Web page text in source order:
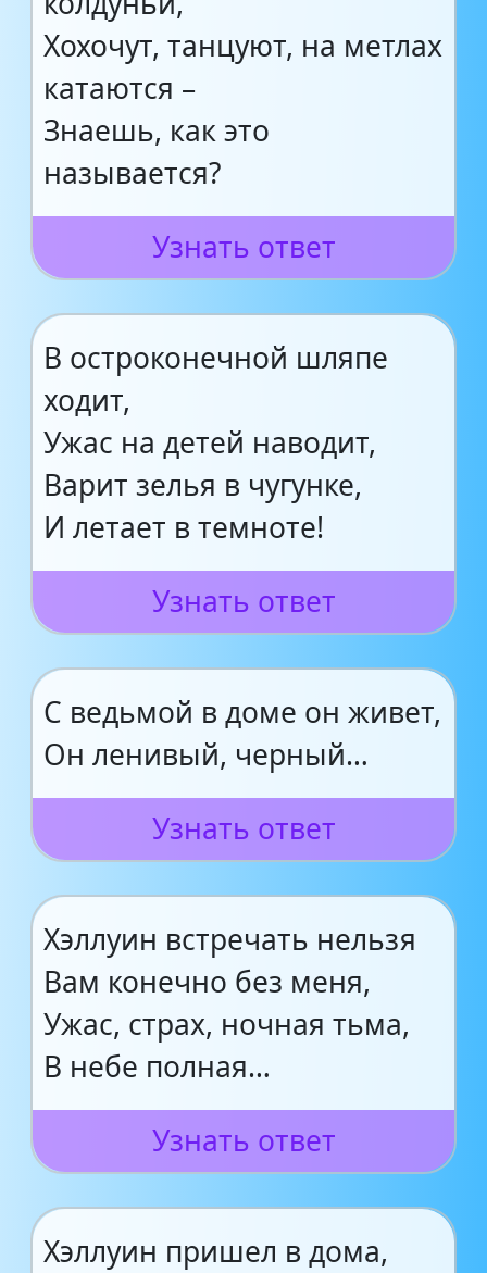
Хохочут, танцуют, на метлах
катаются –
Знаешь, как это
называется?
Узнать ответ
В остроконечной шляпе
ходит,
Ужас на детей наводит,
Варит зелья в чугунке,
И летает в темноте!
Узнать ответ
С ведьмой в доме он живет,
Он ленивый, черный…
Узнать ответ
Хэллуин встречать нельзя
Вам конечно без меня,
Ужас, страх, ночная тьма,
В небе полная…
Узнать ответ
Хэллуин пришел в дома,